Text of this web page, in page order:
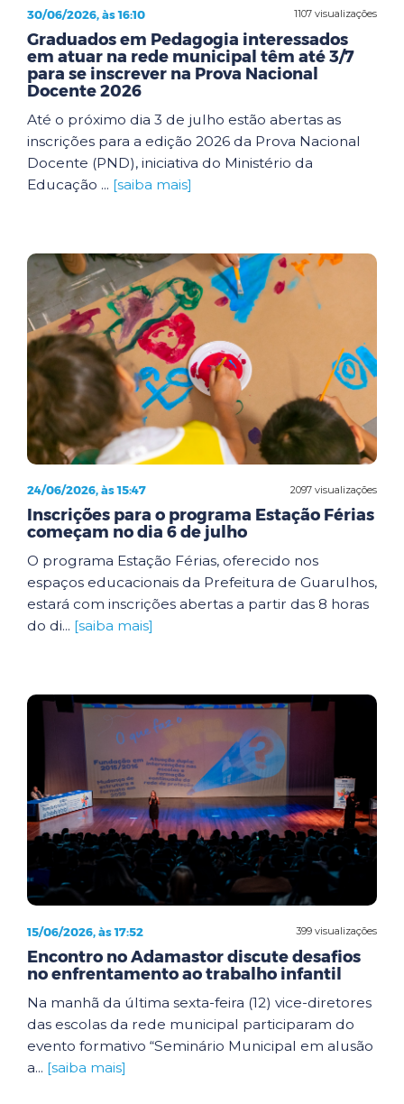
1107 visualizações
30/06/2026, às 16:10
Graduados em Pedagogia interessados
em atuar na rede municipal têm até 3/7
para se inscrever na Prova Nacional
Docente 2026
Até o próximo dia 3 de julho estão abertas as
inscrições para a edição 2026 da Prova Nacional
Docente (PND), iniciativa do Ministério da
Educação ... [saiba mais]
2097 visualizações
24/06/2026, às 15:47
Inscrições para o programa Estação Férias
começam no dia 6 de julho
O programa Estação Férias, oferecido nos
espaços educacionais da Prefeitura de Guarulhos,
estará com inscrições abertas a partir das 8 horas
do di... [saiba mais]
399 visualizações
15/06/2026, às 17:52
Encontro no Adamastor discute desafios
no enfrentamento ao trabalho infantil
Na manhã da última sexta-feira (12) vice-diretores
das escolas da rede municipal participaram do
evento formativo “Seminário Municipal em alusão
a... [saiba mais]